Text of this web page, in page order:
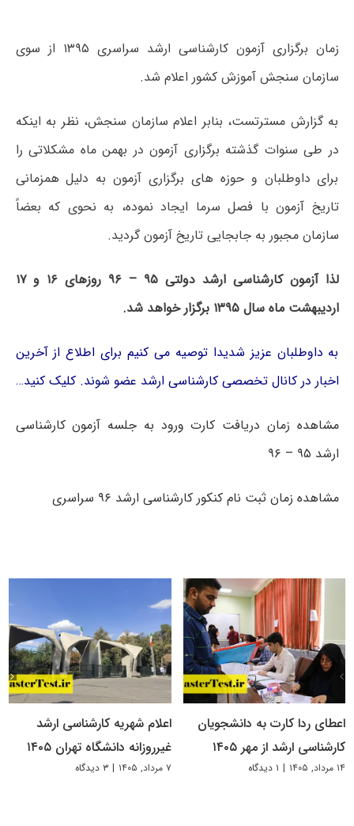
زمان برگزاری آزمون کارشناسی ارشد سراسری ۱۳۹۵ از سوی
سازمان سنجش آموزش کشور اعلام شد.
به گزارش مسترتست، بنابر اعلام سازمان سنجش، نظر به اینکه
در طی سنوات گذشته برگزاری آزمون در بهمن ماه مشکلاتی را
برای داوطلبان و حوزه های برگزاری آزمون به دلیل همزمانی
تاریخ آزمون با فصل سرما ایجاد نموده، به نحوی که بعضاً
سازمان مجبور به جابجایی تاریخ آزمون گردید.
لذا آزمون کارشناسی ارشد دولتی ۹۵ – ۹۶ روزهای ۱۶ و ۱۷
اردیبهشت ماه سال ۱۳۹۵ برگزار خواهد شد.
به داوطلبان عزیز شدیدا توصیه می کنیم برای اطلاع از آخرین
اخبار در کانال تخصصی کارشناسی ارشد عضو شوند. کلیک کنید…
مشاهده زمان دریافت کارت ورود به جلسه آزمون کارشناسی
ارشد ۹۵ – ۹۶
مشاهده زمان ثبت نام کنکور کارشناسی ارشد ۹۶ سراسری
اعطای ردا کارت به دانشجویان
کارشناسی ارشد از مهر ۱۴۰۵
۱۴ مرداد, ۱۴۰۵ | ۱ دیدگاه
اعلام شهریه کارشناسی ارشد
غیرروزانه دانشگاه تهران ۱۴۰۵
۷ مرداد, ۱۴۰۵ | ۳ دیدگاه